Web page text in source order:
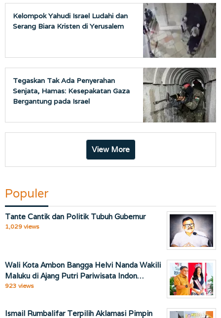
Kelompok Yahudi Israel Ludahi dan
Serang Biara Kristen di Yerusalem
Tegaskan Tak Ada Penyerahan
Senjata, Hamas: Kesepakatan Gaza
Bergantung pada Israel
View More
Populer
Tante Cantik dan Politik Tubuh Gubernur
1,029 views
Wali Kota Ambon Bangga Helvi Nanda Wakili
Maluku di Ajang Putri Pariwisata Indon…
923 views
Ismail Rumbalifar Terpilih Aklamasi Pimpin